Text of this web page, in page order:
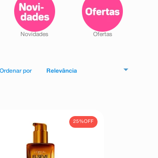
Relevância
25%OFF